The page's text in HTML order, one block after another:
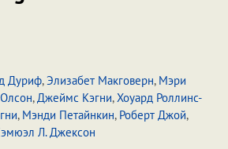
Дуриф,Элизабет Макговерн, Мэри
,Джеймс Кэгни,Хоуард Роллинс-
, Мэнди Петайнкин, Роберт Джой,
Л. Джексон